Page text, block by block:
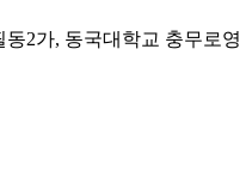
동2가, 동국대학교 충무로영